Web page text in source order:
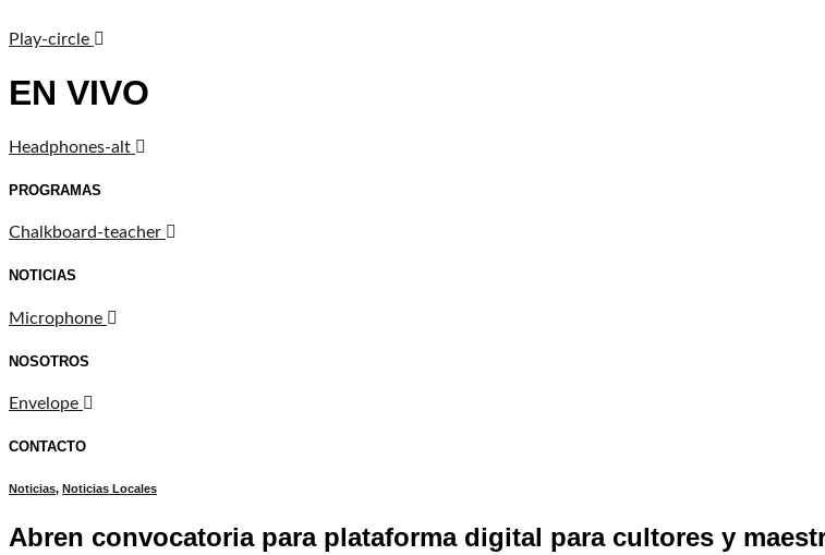
Play-circle
EN VIVO
Headphones-alt
PROGRAMAS
Chalkboard-teacher
NOTICIAS
Microphone
NOSOTROS
Envelope
CONTACTO
Noticias, Noticias Locales
Abren convocatoria para plataforma digital para cultores y